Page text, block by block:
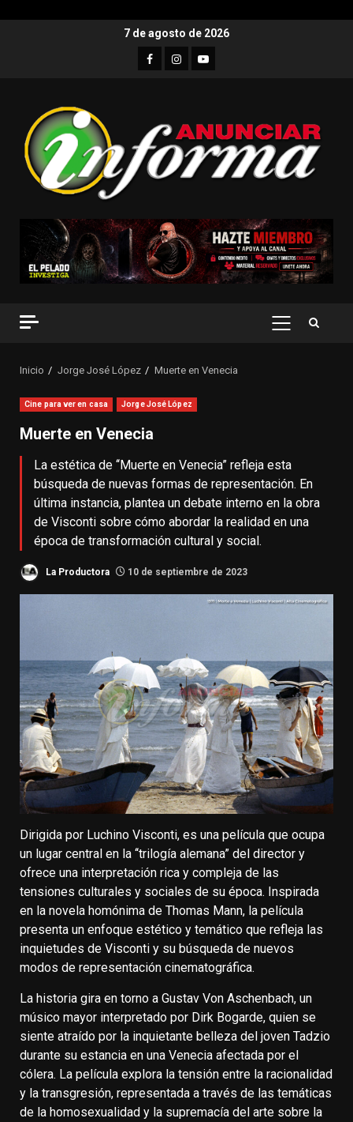
7 de agosto de 2026
Inicio Jorge José López Muerte en Venecia
Cine para ver en casa Jorge José López
Muerte en Venecia
La estética de ‘‘Muerte en Venecia” refleja esta
búsqueda de nuevas formas de representación. En
última instancia, plantea un debate interno en la obra
de Visconti sobre cómo abordar la realidad en una
época de transformación cultural y social.
La Productora 10 de septiembre de 2023
Dirigida por Luchino Visconti, es una película que ocupa
un lugar central en la ‘‘trilogía alemana” del director y
ofrece una interpretación rica y compleja de las
tensiones culturales y sociales de su época. Inspirada
en la novela homónima de Thomas Mann, la película
presenta un enfoque estético y temático que refleja las
inquietudes de Visconti y su búsqueda de nuevos
modos de representación cinematográfica.
La historia gira en torno a Gustav Von Aschenbach, un
músico mayor interpretado por Dirk Bogarde, quien se
siente atraído por la inquietante belleza del joven Tadzio
durante su estancia en una Venecia afectada por el
cólera. La película explora la tensión entre la racionalidad
y la transgresión, representada a través de las temáticas
de la homosexualidad y la supremacía del arte sobre la